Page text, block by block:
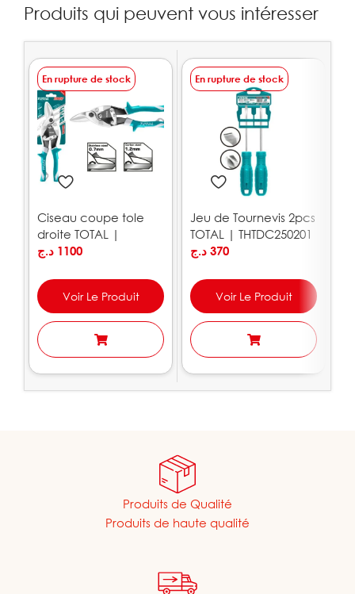
Produits qui peuvent vous intéresser
En rupture de stock
Ciseau coupe tole
droite TOTAL |
THT523106
1100 د.ج
Voir Le Produit
En rupture de stock
Jeu de Tournevis 2pcs
TOTAL | THTDC250201
370 د.ج
Voir Le Produit
Produits de Qualité
Produits de haute qualité